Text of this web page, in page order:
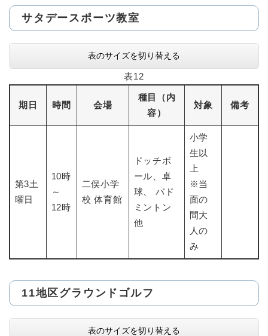
サタデースポーツ教室
表のサイズを切り替える
表12
期日 時間 会場
種目（内
容）
対象 備考
第3土
曜日
10時
～
12時
二俣小学
校 体育館
ドッチボ
ール、卓
球、 バド
ミントン
他
小学
生以
上
※当
面の
間大
人の
み
11地区グラウンドゴルフ
表のサイズを切り替える